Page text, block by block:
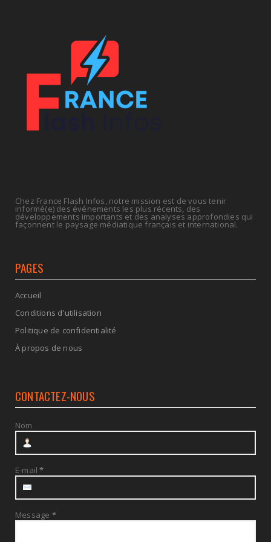
UNCATEGORIZED
Retraites : nouveau plaidoyer pour un coup de
frein sur les ...
Chez France Flash Infos, notre mission est de vous tenir
informé(e) des événements les plus récents, des
développements importants et des analyses approfondies qui
façonnent le paysage médiatique français et international.
PAGES
Accueil
Conditions d'utilisation
Politique de confidentialité
À propos de nous
CONTACTEZ-NOUS
Nom
E-mail*
Message *